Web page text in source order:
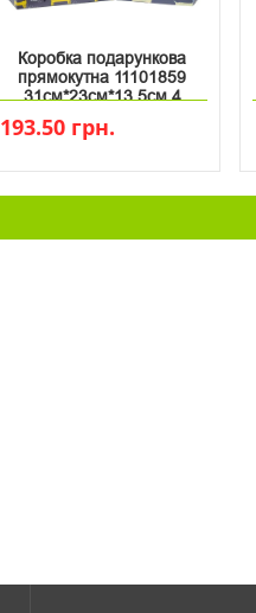
Коробка подарункова
прямокутна 11101859
31см*23см*13.5см 4
193.50 грн.